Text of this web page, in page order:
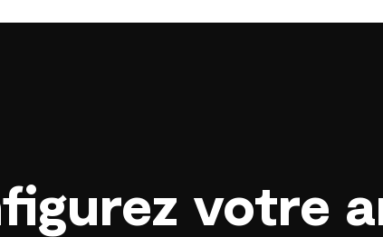
votre